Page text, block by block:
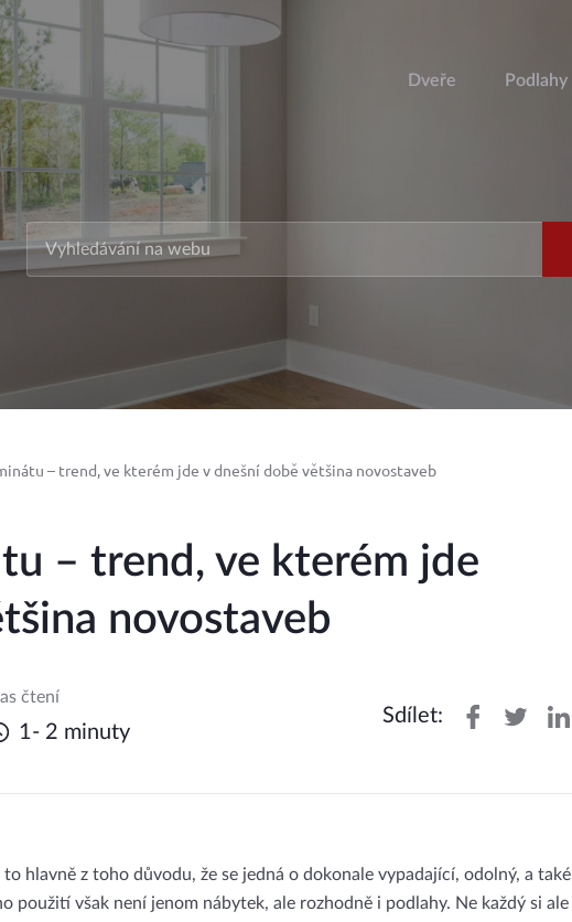
Dveře Podlahy
– trend, ve kterém jde v dnešní době většina novostaveb
– trend, ve kterém jde
novostaveb
čtení
1- 2 minuty
Sdílet:
hlavně z toho důvodu, že se jedná o dokonale vypadající, odolný, a také
použití však není jenom nábytek, ale rozhodně i podlahy. Ne každý si ale